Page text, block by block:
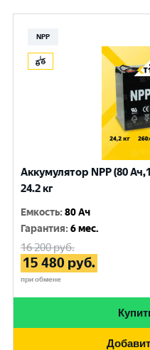
NPP
Аккумулятор NPP (80
24.2 кг
Емкость:80 Ач
Гарантия:6 мес.
16 200руб.
15 480 руб.
при обмене